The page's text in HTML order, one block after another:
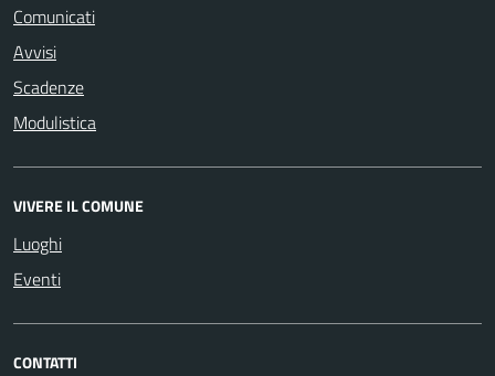
Comunicati
Avvisi
Scadenze
Modulistica
VIVERE IL COMUNE
Luoghi
Eventi
CONTATTI